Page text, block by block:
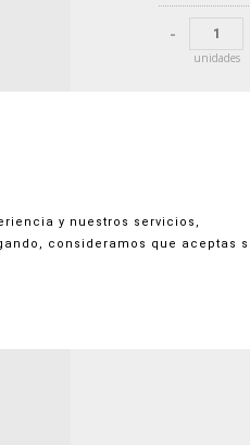
-
unidades
Dispone
para
y nuestros servicios,
consideramos que aceptas